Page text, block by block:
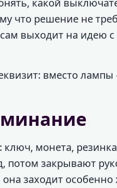
какой
что решение не
выходит на идею
вместо лампы
монета,
закрывают
заходит